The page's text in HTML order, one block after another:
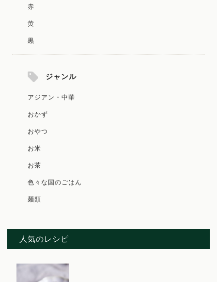
赤
黄
黒
ジャンル
アジアン・中華
おかず
おやつ
お米
お茶
色々な国のごはん
麺類
人気のレシピ